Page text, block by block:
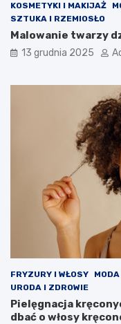
KOSMETYKI I MAKIJAŻ
SZTUKA I RZEMIOSŁO
Malowanie twarzy
13 grudnia 2025
FRYZURY I WŁOSY
URODA I ZDROWIE
Pielęgnacja
dbać o włosy